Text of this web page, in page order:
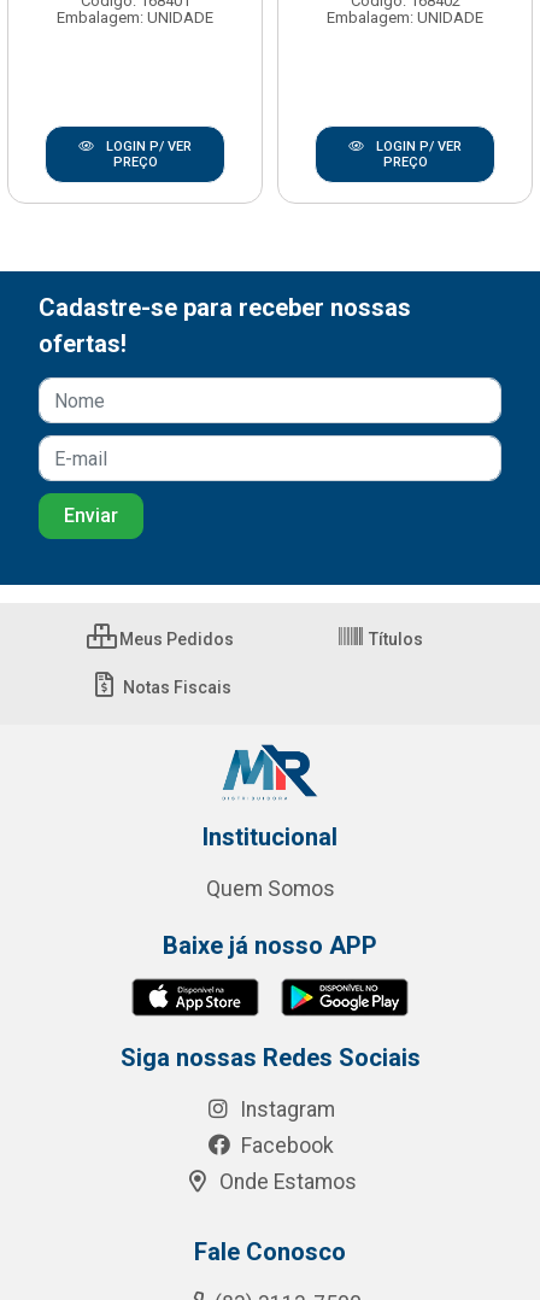
Embalagem: UNIDADE
LOGIN P/ VER
PREÇO
Embalagem: UNIDADE
LOGIN P/ VER
PREÇO
Cadastre-se para receber nossas
ofertas!
Meus Pedidos Títulos
Notas Fiscais
Institucional
Quem Somos
Baixe já nosso APP
Siga nossas Redes Sociais
Instagram
Facebook
Onde Estamos
Fale Conosco